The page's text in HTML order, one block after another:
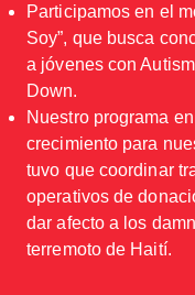
Participamos en el
Soy”, que busca
a jóvenes con
Down.
Nuestro programa
crecimiento para
tuvo que coordinar
operativos de
dar afecto a los
terremoto de Haití.